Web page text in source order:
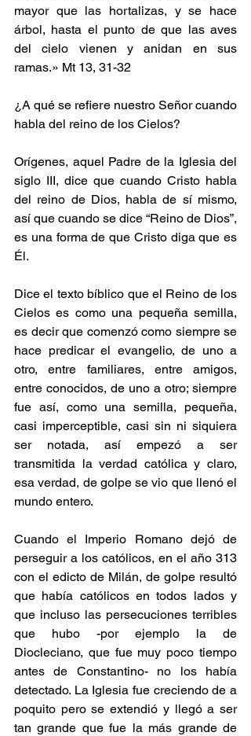
mayor que las hortalizas, y se hace
árbol, hasta el punto de que las aves
del cielo vienen y anidan en sus
ramas.» Mt 13, 31-32
¿A qué se refiere nuestro Señor cuando
habla del reino de los Cielos?
Orígenes, aquel Padre de la Iglesia del
siglo III, dice que cuando Cristo habla
del reino de Dios, habla de sí mismo,
así que cuando se dice “Reino de Dios”,
es una forma de que Cristo diga que es
Él.
Dice el texto bíblico que el Reino de los
Cielos es como una pequeña semilla,
es decir que comenzó como siempre se
hace predicar el evangelio, de uno a
otro, entre familiares, entre amigos,
entre conocidos, de uno a otro; siempre
fue así, como una semilla, pequeña,
casi imperceptible, casi sin ni siquiera
ser notada, así empezó a ser
transmitida la verdad católica y claro,
esa verdad, de golpe se vio que llenó el
mundo entero.
Cuando el Imperio Romano dejó de
perseguir a los católicos, en el año 313
con el edicto de Milán, de golpe resultó
que había católicos en todos lados y
que incluso las persecuciones terribles
que hubo -por ejemplo la de
Diocleciano, que fue muy poco tiempo
antes de Constantino- no los había
detectado. La Iglesia fue creciendo de a
poquito pero se extendió y llegó a ser
tan grande que fue la más grande de